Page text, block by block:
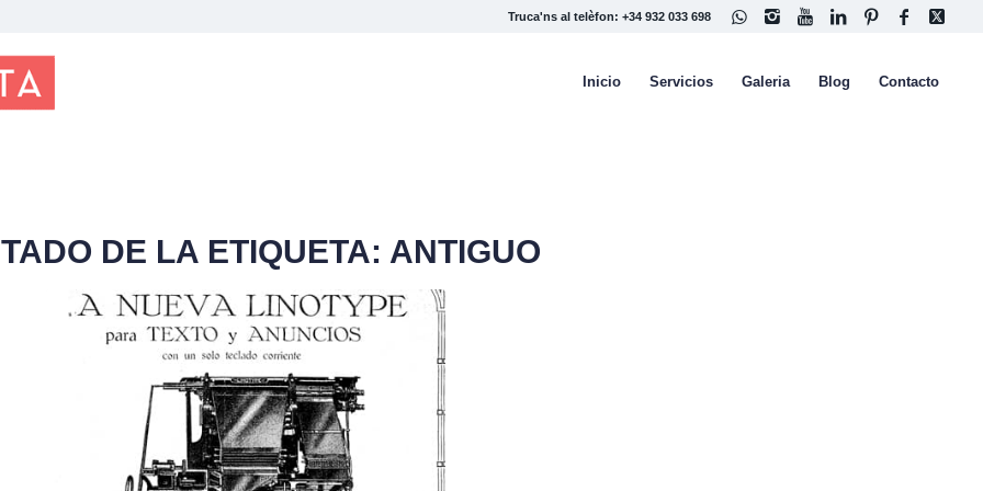
Truca'ns al telèfon: +34 932 033 698
Inicio Servicios Galeria Blog Contacto
DE LA ETIQUETA: ANTIGUO